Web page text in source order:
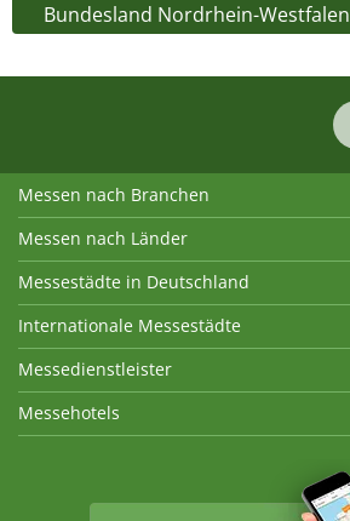
Bundesland Nordrhein-Westfalen
Messen nach Branchen
Messen nach Länder
Messestädte in Deutschland
Internationale Messestädte
Messedienstleister
Messehotels